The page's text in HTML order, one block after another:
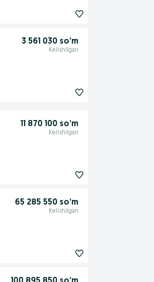
3 561 030 so’m
Kelishilgan
11 870 100 so’m
Kelishilgan
65 285 550 so’m
Kelishilgan